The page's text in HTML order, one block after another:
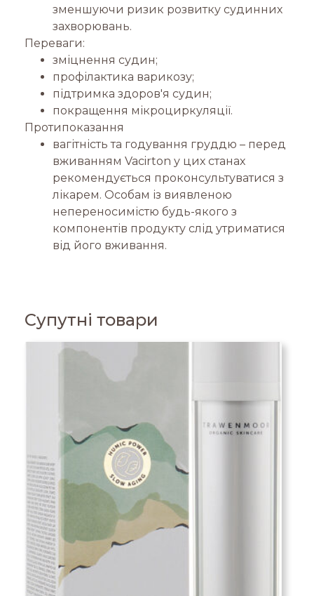
зменшуючи ризик розвитку судинних
захворювань.
Переваги:
зміцнення судин;
профілактика варикозу;
підтримка здоров'я судин;
покращення мікроциркуляції.
Протипоказання
вагітність та годування груддю – перед
вживанням Vacirton у цих станах
рекомендується проконсультуватися з
лікарем. Особам із виявленою
непереносимістю будь-якого з
компонентів продукту слід утриматися
від його вживання.
Супутні товари